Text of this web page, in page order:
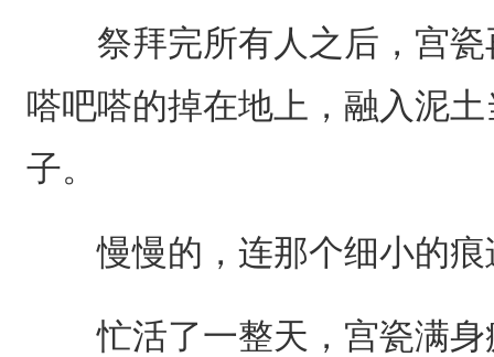
祭拜完所有人之后，宫瓷
嗒吧嗒的掉在地上，融入泥
子。
慢慢的，连那个细小的痕
忙活了一整天，宫瓷满身